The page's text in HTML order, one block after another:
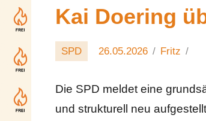
Kai Doering
SPD 26.05.2026 Fritz
Die SPD meldet eine
und strukturell neu